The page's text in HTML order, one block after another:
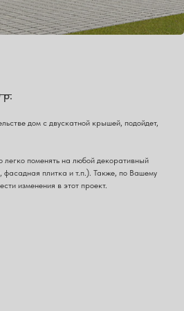
р.
дом с двускатной крышей, подойдет,
поменять на любой декоративный
фасадная плитка и т.п.). Также, по Вашему
изменения в этот проект.